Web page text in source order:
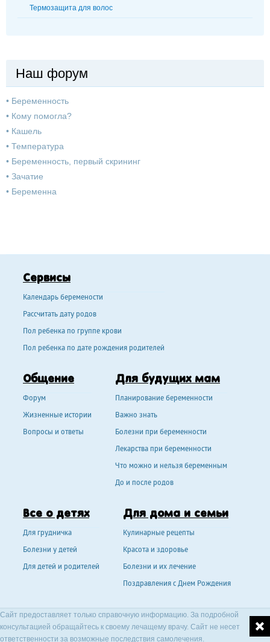
Термозащита для волос
Наш форум
• Беременность
• Кому помогла?
• Кашель
• Температура
• Беременность, первый скрининг
• Зачатие
• Беременна
Сервисы
Календарь беремености
Рассчитать дату родов
Пол ребенка по группе крови
Пол ребенка по дате рождения родителей
Общение
Форум
Жизненные истории
Вопросы и ответы
Для будущих мам
Планирование беременности
Важно знать
Болезни при беременности
Лекарства при беременности
Что можно и нельзя беременным
До и после родов
Все о детях
Для грудничка
Болезни у детей
Для детей и родителей
Для дома и семьи
Кулинарные рецепты
Красота и здоровье
Болезни и их лечение
Поздравления с Днем Рождения
Сайт предоставляет только справочную информацию. За подробной
консультацией обращайтесь к своему лечащему врачу. Сайт не несет
ответственности за возможные последствия самолечения.